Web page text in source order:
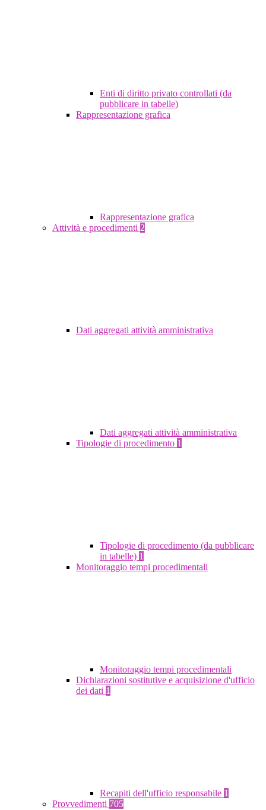
Enti di diritto privato controllati (da
pubblicare in tabelle)
Rappresentazione grafica
Rappresentazione grafica
Attività e procedimenti 2
Dati aggregati attività amministrativa
Dati aggregati attività amministrativa
Tipologie di procedimento 1
Tipologie di procedimento (da pubblicare
in tabelle) 1
Monitoraggio tempi procedimentali
Monitoraggio tempi procedimentali
Dichiarazioni sostitutive e acquisizione d'ufficio
dei dati 1
Recapiti dell'ufficio responsabile 1
Provvedimenti 705